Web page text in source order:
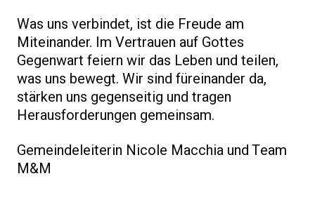
Was uns verbindet, ist die Freude am
Miteinander. Im Vertrauen auf Gottes
Gegenwart feiern wir das Leben und teilen,
was uns bewegt. Wir sind füreinander da,
stärken uns gegenseitig und tragen
Herausforderungen gemeinsam.
Gemeindeleiterin Nicole Macchia und Team
M&M